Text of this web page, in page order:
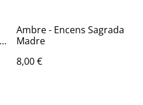
Ambre - Encens Sagrada
Madre
8,00 €